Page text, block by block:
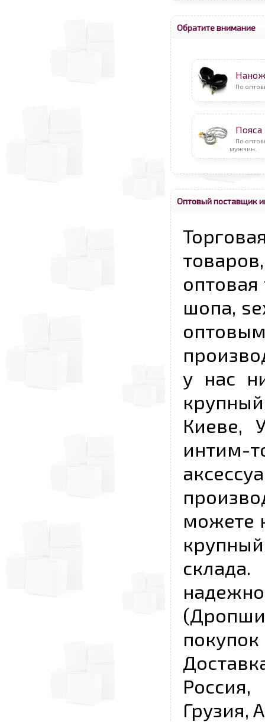
Обратите внимание
По
По
мужчин.
Оптовый поставщик
шопа,
у нас
Киеве,
можете
Грузия,